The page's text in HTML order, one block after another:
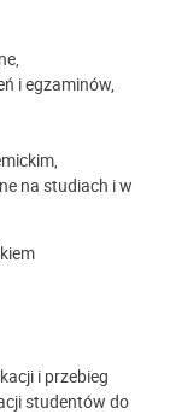
i egzaminów,
na studiach i w
i przebieg
studentów do